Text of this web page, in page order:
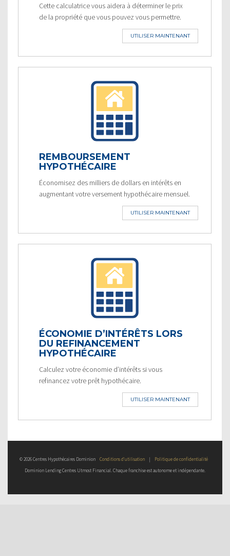
Cette calculatrice vous aidera à déterminer le prix
de la propriété que vous pouvez vous permettre.
UTILISER MAINTENANT
REMBOURSEMENT
HYPOTHÉCAIRE
Économisez des milliers de dollars en intérêts en
augmentant votre versement hypothécaire mensuel.
UTILISER MAINTENANT
ÉCONOMIE D’INTÉRÊTS LORS
DU REFINANCEMENT
HYPOTHÉCAIRE
Calculez votre économie d’intérêts si vous
refinancez votre prêt hypothécaire.
UTILISER MAINTENANT
© 2026 Centres Hypothécaires Dominion Conditions d’utilisation |
Politique de confidentialité
Dominion Lending Centres Utmost Financial. Chaque franchise est autonome et indépendante.